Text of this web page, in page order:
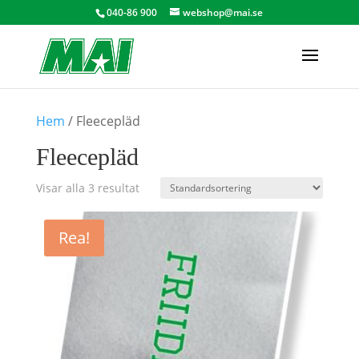
040-86 900 webshop@mai.se
Hem / Fleecepläd
Fleecepläd
Visar alla 3 resultat
Rea!